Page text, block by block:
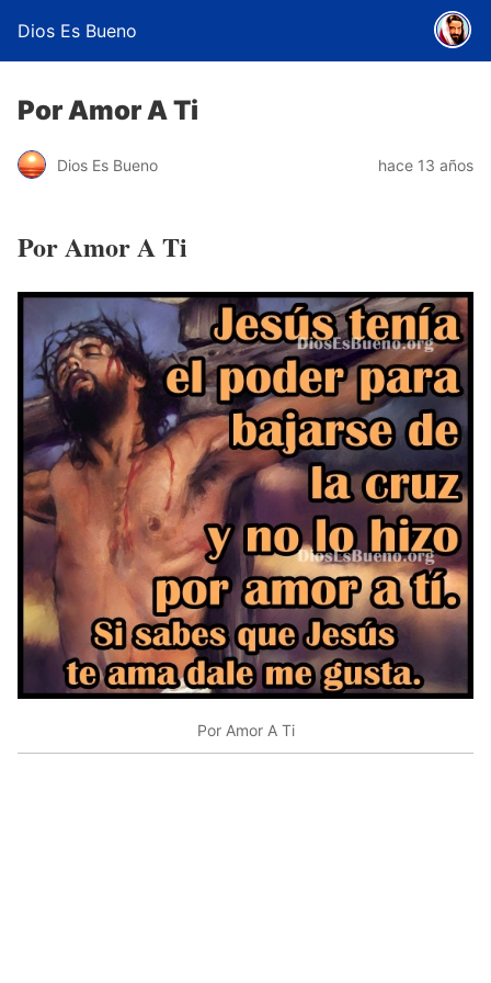
Dios Es Bueno
Por Amor A Ti
Dios Es Bueno hace 13 años
Por Amor A Ti
Por Amor A Ti